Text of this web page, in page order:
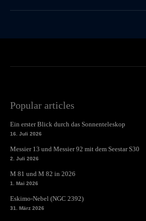
Popular articles
Ein erster Blick durch das Sonnenteleskop
16. Juli 2026
Messier 13 und Messier 92 mit dem Seestar S30
2. Juli 2026
M 81 und M 82 in 2026
1. Mai 2026
Eskimo-Nebel (NGC 2392)
31. März 2026